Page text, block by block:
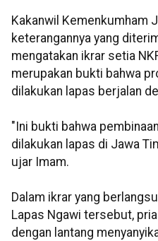
Kakanwil Kemenkumham
keterangannya yang
mengatakan ikrar setia
merupakan bukti bahwa
dilakukan lapas berjalan
"Ini bukti bahwa
dilakukan lapas di Jawa
ujar Imam.
Dalam ikrar yang
Lapas Ngawi tersebut,
dengan lantang